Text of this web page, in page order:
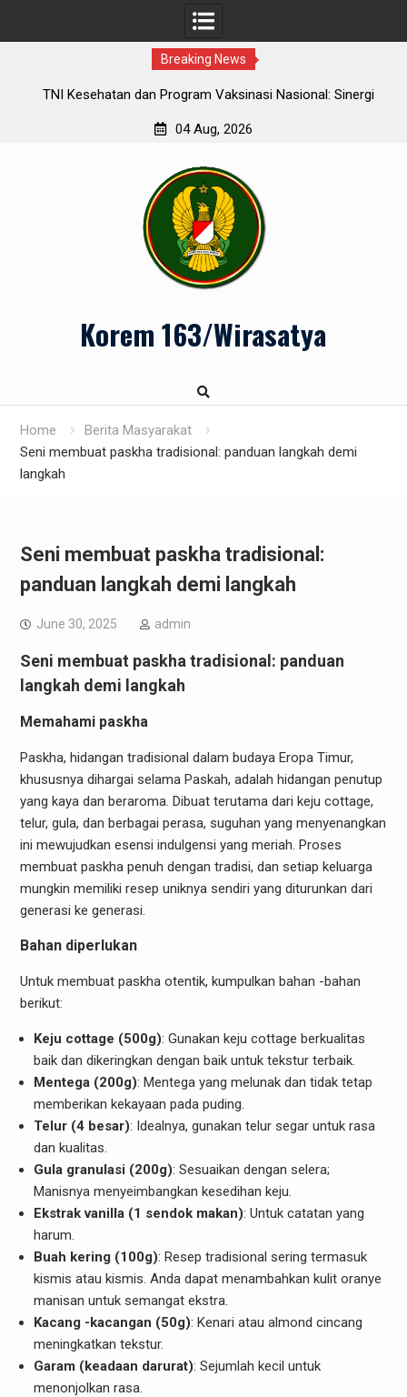
Breaking News
TNI Kesehatan dan Program Vaksinasi Nasional: Sinergi
04 Aug, 2026
Korem 163/Wirasatya
Home
Berita Masyarakat
Seni membuat paskha tradisional: panduan langkah demi
langkah
Seni membuat paskha tradisional:
panduan langkah demi langkah
June 30, 2025 admin
Seni membuat paskha tradisional: panduan
langkah demi langkah
Memahami paskha
Paskha, hidangan tradisional dalam budaya Eropa Timur,
khususnya dihargai selama Paskah, adalah hidangan penutup
yang kaya dan beraroma. Dibuat terutama dari keju cottage,
telur, gula, dan berbagai perasa, suguhan yang menyenangkan
ini mewujudkan esensi indulgensi yang meriah. Proses
membuat paskha penuh dengan tradisi, dan setiap keluarga
mungkin memiliki resep uniknya sendiri yang diturunkan dari
generasi ke generasi.
Bahan diperlukan
Untuk membuat paskha otentik, kumpulkan bahan -bahan
berikut:
Keju cottage (500g): Gunakan keju cottage berkualitas
baik dan dikeringkan dengan baik untuk tekstur terbaik.
Mentega (200g): Mentega yang melunak dan tidak tetap
memberikan kekayaan pada puding.
Telur (4 besar): Idealnya, gunakan telur segar untuk rasa
dan kualitas.
Gula granulasi (200g): Sesuaikan dengan selera;
Manisnya menyeimbangkan kesedihan keju.
Ekstrak vanilla (1 sendok makan): Untuk catatan yang
harum.
Buah kering (100g): Resep tradisional sering termasuk
kismis atau kismis. Anda dapat menambahkan kulit oranye
manisan untuk semangat ekstra.
Kacang -kacangan (50g): Kenari atau almond cincang
meningkatkan tekstur.
Garam (keadaan darurat): Sejumlah kecil untuk
menonjolkan rasa.